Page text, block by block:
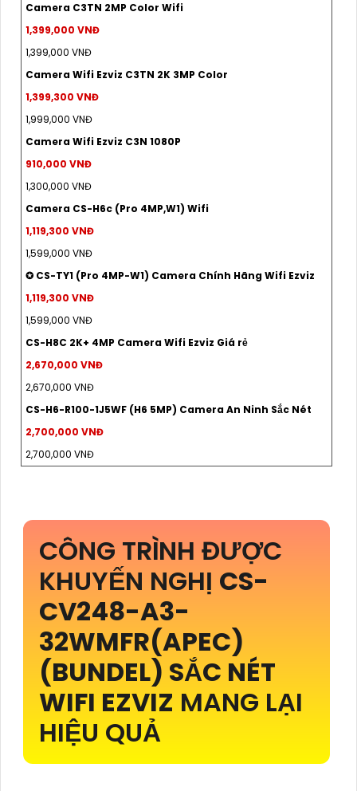
Camera C3TN 2MP Color Wifi
1,399,000 VNĐ
1,399,000 VNĐ
Camera Wifi Ezviz C3TN 2K 3MP Color
1,399,300 VNĐ
1,999,000 VNĐ
Camera Wifi Ezviz C3N 1080P
910,000 VNĐ
1,300,000 VNĐ
Camera CS-H6c (Pro 4MP,W1) Wifi
1,119,300 VNĐ
1,599,000 VNĐ
✪ CS-TY1 (Pro 4MP-W1) Camera Chính Hãng Wifi Ezviz
1,119,300 VNĐ
1,599,000 VNĐ
CS-H8C 2K+ 4MP Camera Wifi Ezviz Giá rẻ
2,670,000 VNĐ
2,670,000 VNĐ
CS-H6-R100-1J5WF (H6 5MP) Camera An Ninh Sắc Nét
2,700,000 VNĐ
2,700,000 VNĐ
CÔNG TRÌNH ĐƯỢC
KHUYẾN NGHỊ CS-
CV248-A3-
32WMFR(APEC)
(BUNDEL) SẮC NÉT
WIFI EZVIZ MANG LẠI
HIỆU QUẢ